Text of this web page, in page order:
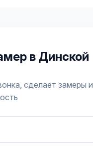
в Динской
сделает замеры и